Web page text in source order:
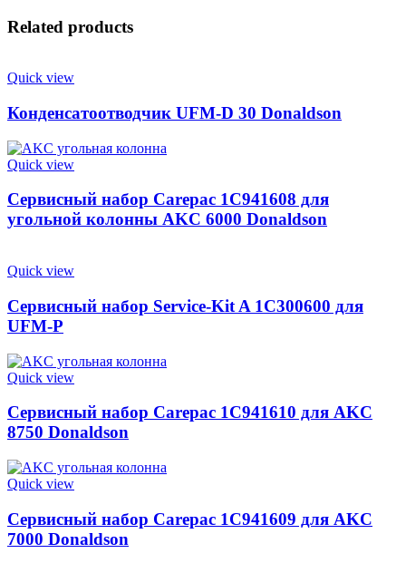
Related products
Quick view
Конденсатоотводчик UFM-D 30 Donaldson
Quick view
Сервисный набор Carepac 1C941608 для
угольной колонны AKC 6000 Donaldson
Quick view
Сервисный набор Service-Kit A 1C300600 для
UFM-P
Quick view
Сервисный набор Carepac 1C941610 для AKC
8750 Donaldson
Quick view
Сервисный набор Carepac 1C941609 для AKC
7000 Donaldson